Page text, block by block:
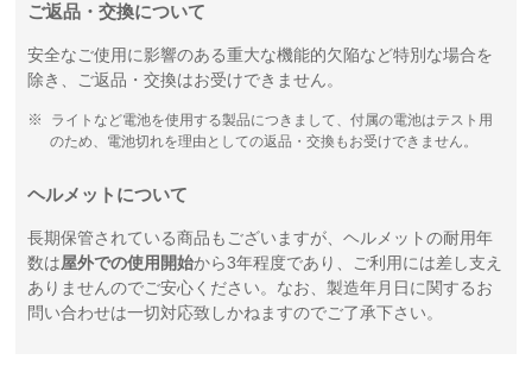
ご返品・交換について
安全なご使用に影響のある重大な機能的欠陥など特別な場合を
除き、ご返品・交換はお受けできません。
ライトなど電池を使用する製品につきまして、付属の電池はテスト用
のため、電池切れを理由としての返品・交換もお受けできません。
ヘルメットについて
長期保管されている商品もございますが、ヘルメットの耐用年
数は屋外での使用開始から3年程度であり、ご利用には差し支え
ありませんのでご安心ください。なお、製造年月日に関するお
問い合わせは一切対応致しかねますのでご了承下さい。